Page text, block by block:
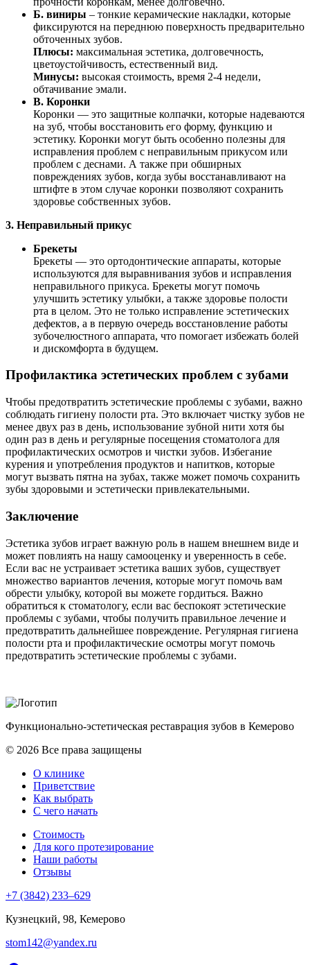
Б. виниры – тонкие керамические накладки, которые
фиксируются на переднюю поверхность предварительно
обточенных зубов.
Плюсы: максимальная эстетика, долговечность,
цветоустойчивость, естественный вид.
Минусы: высокая стоимость, время 2-4 недели,
обтачивание эмали.
В. Коронки
Коронки — это защитные колпачки, которые надеваются
на зуб, чтобы восстановить его форму, функцию и
эстетику. Коронки могут быть особенно полезны для
исправления проблем с неправильным прикусом или
проблем с деснами. А также при обширных
повреждениях зубов, когда зубы восстанавливают на
штифте в этом случае коронки позволяют сохранить
здоровье собственных зубов.
3. Неправильный прикус
Брекеты
Брекеты — это ортодонтические аппараты, которые
используются для выравнивания зубов и исправления
неправильного прикуса. Брекеты могут помочь
улучшить эстетику улыбки, а также здоровье полости
рта в целом. Это не только исправление эстетических
дефектов, а в первую очередь восстановление работы
зубочелюстного аппарата, что помогает избежать болей
и дискомфорта в будущем.
Профилактика эстетических проблем с зубами
Чтобы предотвратить эстетические проблемы с зубами, важно
соблюдать гигиену полости рта. Это включает чистку зубов не
менее двух раз в день, использование зубной нити хотя бы
один раз в день и регулярные посещения стоматолога для
профилактических осмотров и чистки зубов. Избегание
курения и употребления продуктов и напитков, которые
могут вызвать пятна на зубах, также может помочь сохранить
зубы здоровыми и эстетически привлекательными.
Заключение
Эстетика зубов играет важную роль в нашем внешнем виде и
может повлиять на нашу самооценку и уверенность в себе.
Если вас не устраивает эстетика ваших зубов, существует
множество вариантов лечения, которые могут помочь вам
обрести улыбку, которой вы можете гордиться. Важно
обратиться к стоматологу, если вас беспокоят эстетические
проблемы с зубами, чтобы получить правильное лечение и
предотвратить дальнейшее повреждение. Регулярная гигиена
полости рта и профилактические осмотры могут помочь
предотвратить эстетические проблемы с зубами.
Функционально-эстетическая реставрация зубов в Кемерово
© 2026 Все права защищены
О клинике
Приветствие
Как выбрать
С чего начать
Стоимость
Для кого протезирование
Наши работы
Отзывы
+7 (3842) 233–629
Кузнецкий, 98, Кемерово
stom142@yandex.ru